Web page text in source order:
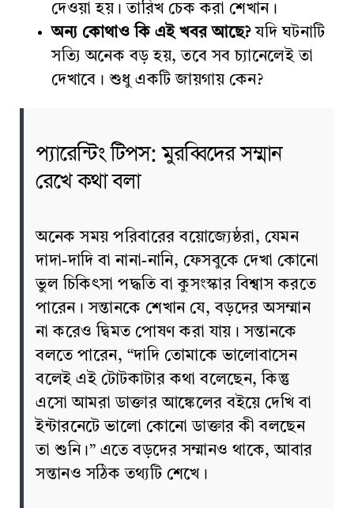
দেওয়া হয়। তারিখ চেক করা শেখান।
অন্য কোথাও কি এই খবর আছে?যদি ঘটনাটি
সত্যি অনেক বড় হয়, তবে সব চ্যানেলেই তা
দেখাবে। শুধু একটি জায়গায় কেন?
প্যারেন্টিং টিপস: মুরব্বিদের সম্মান
রেখে কথা বলা
অনেক সময় পরিবারের বয়োজ্যেষ্ঠরা, যেমন
দাদা-দাদি বা নানা-নানি, ফেসবুকে দেখা কোনো
ভুল চিকিৎসা পদ্ধতি বা কুসংস্কার বিশ্বাস করতে
পারেন। সন্তানকে শেখান যে, বড়দের অসম্মান
না করেও দ্বিমত পোষণ করা যায়। সন্তানকে
বলতে পারেন, “দাদি তোমাকে ভালোবাসেন
বলেই এই টোটকাটার কথা বলেছেন, কিন্তু
এসো আমরা ডাক্তার আঙ্কেলের বইয়ে দেখি বা
ইন্টারনেটে ভালো কোনো ডাক্তার কী বলছেন
তা শুনি।” এতে বড়দের সম্মানও থাকে, আবার
সন্তানও সঠিক তথ্যটি শেখে।